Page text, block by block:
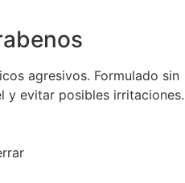
agresivos. Formulado sin
y evitar posibles irritaciones.